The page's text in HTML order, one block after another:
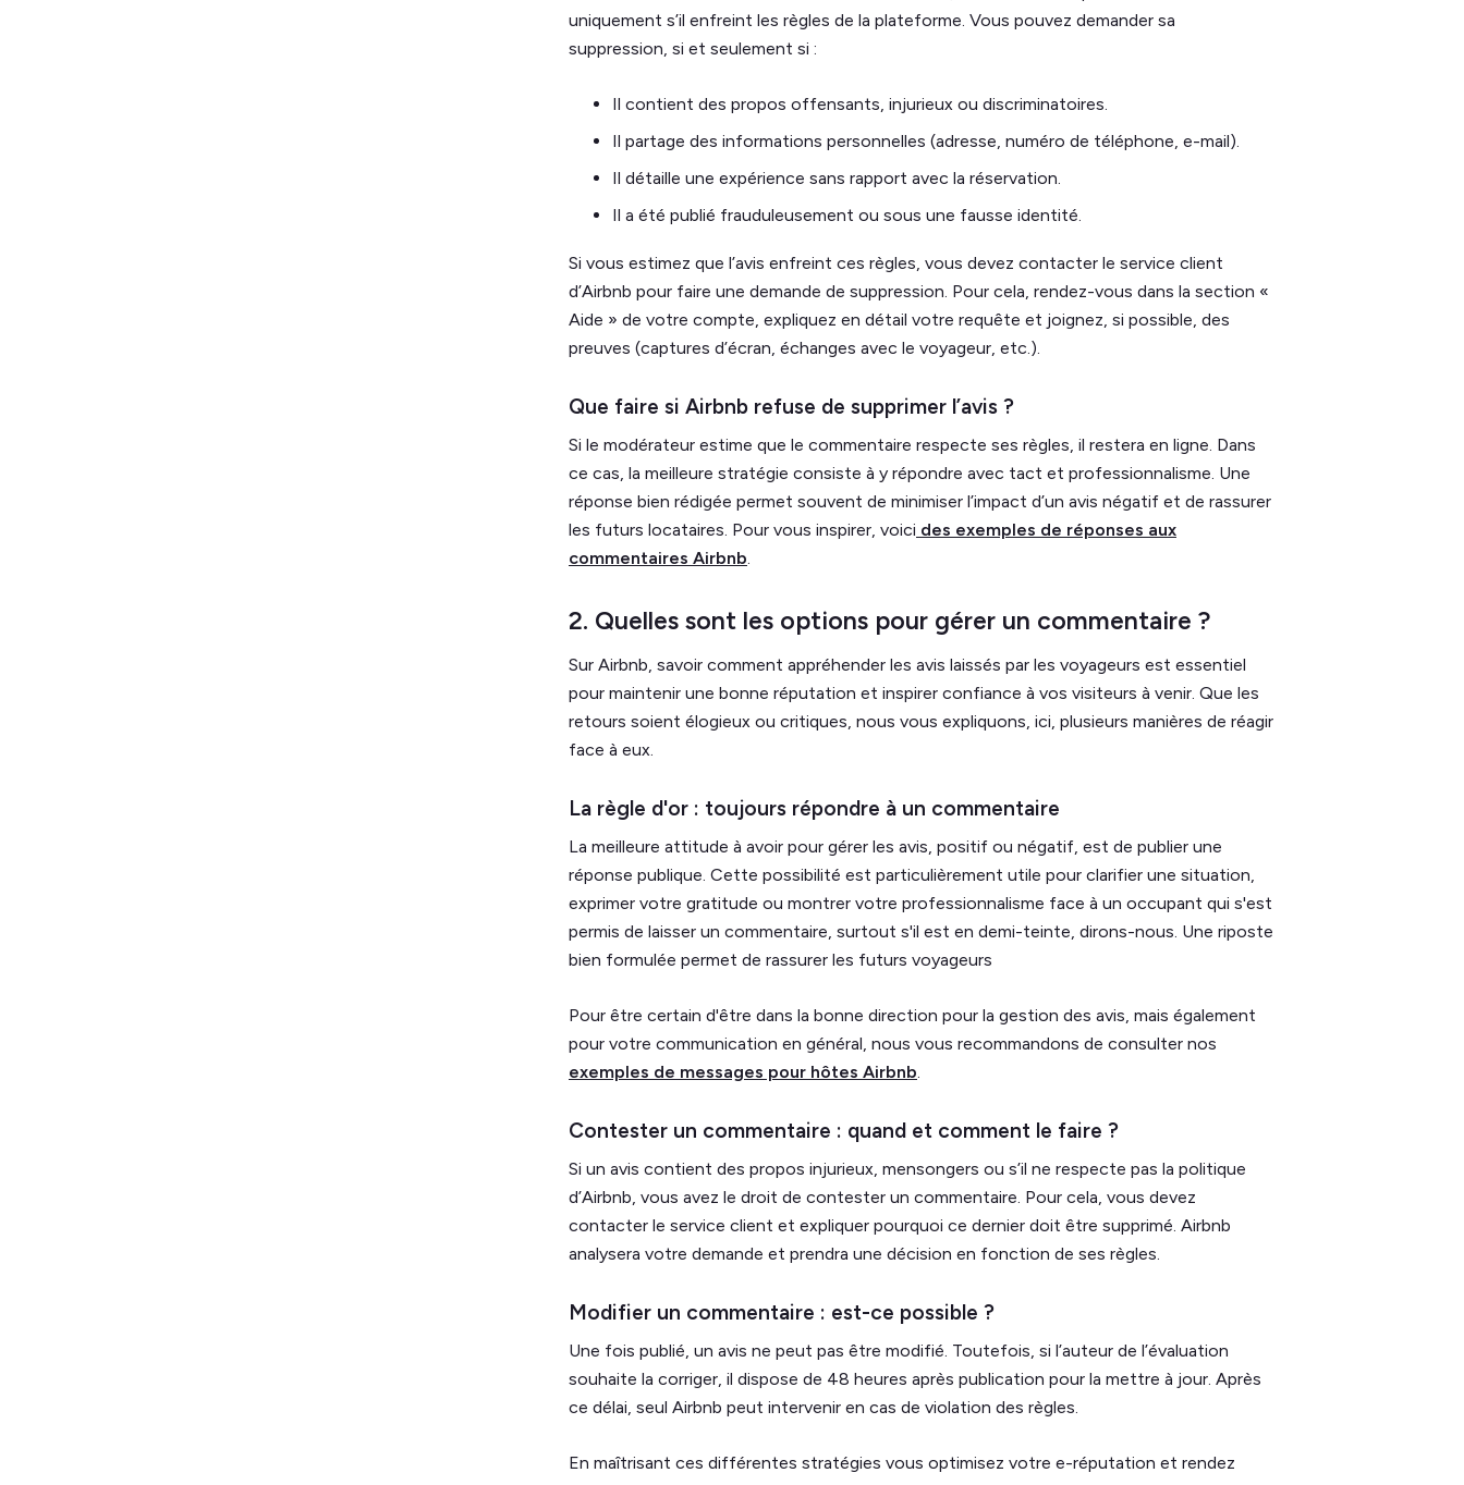
uniquement s’il enfreint les règles de la plateforme. Vous pouvez demander sa
suppression, si et seulement si :
Il contient des propos offensants, injurieux ou discriminatoires.
Il partage des informations personnelles (adresse, numéro de téléphone, e-mail).
Il détaille une expérience sans rapport avec la réservation.
Il a été publié frauduleusement ou sous une fausse identité.
Si vous estimez que l’avis enfreint ces règles, vous devez contacter le service client
d’Airbnb pour faire une demande de suppression. Pour cela, rendez-vous dans la section «
Aide » de votre compte, expliquez en détail votre requête et joignez, si possible, des
preuves (captures d’écran, échanges avec le voyageur, etc.).
Que faire si Airbnb refuse de supprimer l’avis ?
Si le modérateur estime que le commentaire respecte ses règles, il restera en ligne. Dans
ce cas, la meilleure stratégie consiste à y répondre avec tact et professionnalisme. Une
réponse bien rédigée permet souvent de minimiser l’impact d’un avis négatif et de rassurer
les futurs locataires. Pour vous inspirer, voici des exemples de réponses aux
commentaires Airbnb.
2. Quelles sont les options pour gérer un commentaire ?
Sur Airbnb, savoir comment appréhender les avis laissés par les voyageurs est essentiel
pour maintenir une bonne réputation et inspirer confiance à vos visiteurs à venir. Que les
retours soient élogieux ou critiques, nous vous expliquons, ici, plusieurs manières de réagir
face à eux.
La règle d'or : toujours répondre à un commentaire
La meilleure attitude à avoir pour gérer les avis, positif ou négatif, est de publier une
réponse publique. Cette possibilité est particulièrement utile pour clarifier une situation,
exprimer votre gratitude ou montrer votre professionnalisme face à un occupant qui s'est
permis de laisser un commentaire, surtout s'il est en demi-teinte, dirons-nous. Une riposte
bien formulée permet de rassurer les futurs voyageurs
Pour être certain d'être dans la bonne direction pour la gestion des avis, mais également
pour votre communication en général, nous vous recommandons de consulter nos
exemples de messages pour hôtes Airbnb.
Contester un commentaire : quand et comment le faire ?
Si un avis contient des propos injurieux, mensongers ou s’il ne respecte pas la politique
d’Airbnb, vous avez le droit de contester un commentaire. Pour cela, vous devez
contacter le service client et expliquer pourquoi ce dernier doit être supprimé. Airbnb
analysera votre demande et prendra une décision en fonction de ses règles.
Modifier un commentaire : est-ce possible ?
Une fois publié, un avis ne peut pas être modifié. Toutefois, si l’auteur de l’évaluation
souhaite la corriger, il dispose de 48 heures après publication pour la mettre à jour. Après
ce délai, seul Airbnb peut intervenir en cas de violation des règles.
En maîtrisant ces différentes stratégies vous optimisez votre e-réputation et rendez